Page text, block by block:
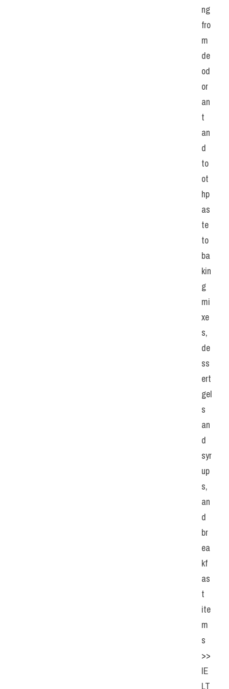
ng
fro
m
de
od
or
an
t
an
d
to
ot
hp
as
te
to
ba
kin
g
mi
xe
s,
de
ss
ert
gel
s
an
d
syr
up
s,
an
d
br
ea
kf
as
t
ite
m
s
>>
IE
LT